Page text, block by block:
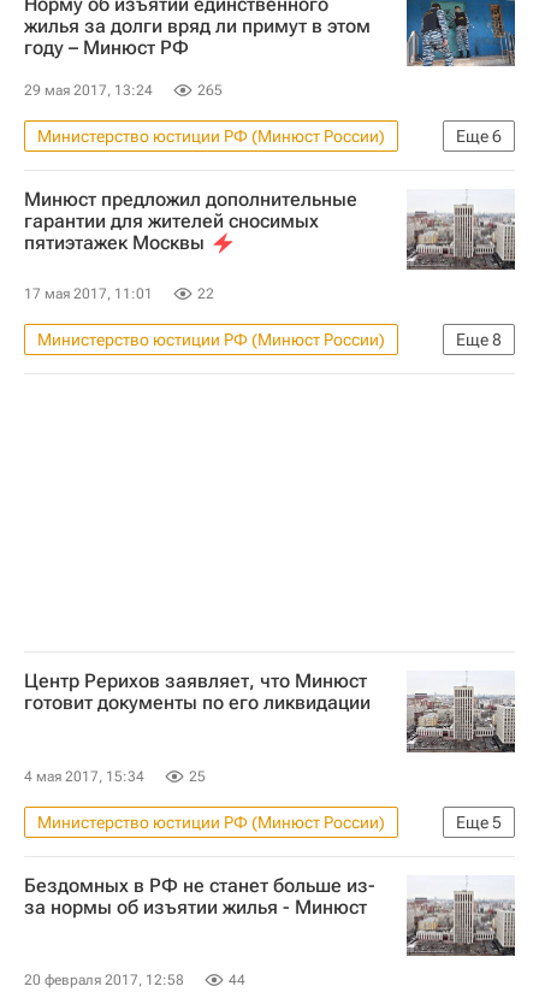
Санкт-Петербург
Свидетели Иеговы
Арбитраж
Суды
Россия
жилья за долги вряд ли примут в этом
году – Минюст РФ
29 мая 2017, 13:24 265
Еще6
Министерство юстиции РФ (Минюст России)
Новости - Недвижимость
Жилье
Долги
Законодательство
Россия
Минюст предложил дополнительные
гарантии для жителей сносимых
пятиэтажек Москвы
17 мая 2017, 11:01 22
Еще8
Министерство юстиции РФ (Минюст России)
Новости - Недвижимость
Москва
Центр Рерихов заявляет, что Минюст
готовит документы по его ликвидации
4 мая 2017, 15:34 25
Еще5
Министерство юстиции РФ (Минюст России)
Новости - Недвижимость
Москва
Музеи
Имущество Россия
Бездомных в РФ не станет больше из-
за нормы об изъятии жилья - Минюст
20 февраля 2017, 12:58 44